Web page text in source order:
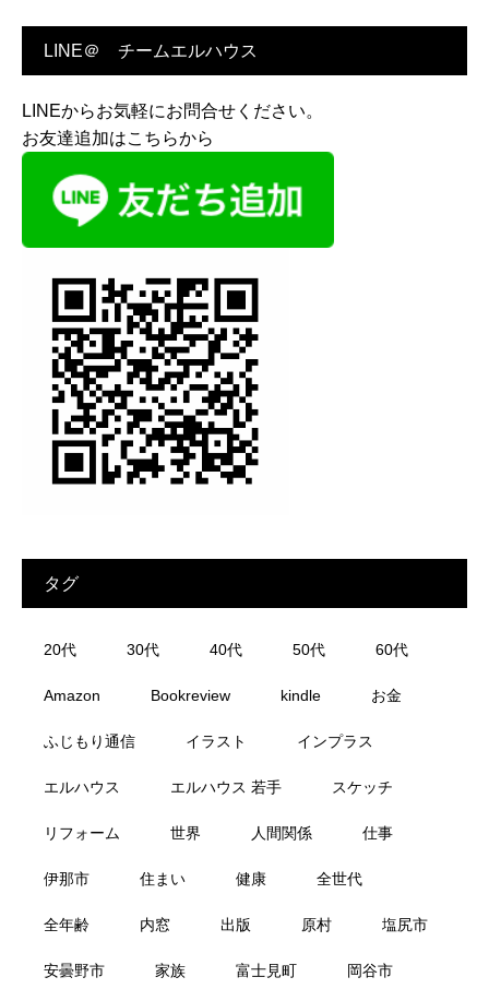
LINE＠ チームエルハウス
LINEからお気軽にお問合せください。
お友達追加はこちらから
タグ
20代 30代 40代 50代 60代
Amazon Bookreview kindle お金
ふじもり通信 イラスト インプラス
エルハウス エルハウス 若手 スケッチ
リフォーム 世界 人間関係 仕事
伊那市 住まい 健康 全世代
全年齢 内窓 出版 原村 塩尻市
安曇野市 家族 富士見町 岡谷市